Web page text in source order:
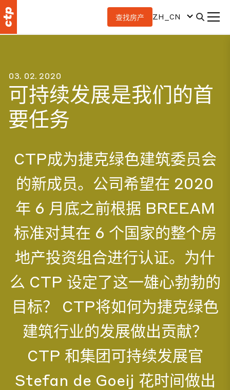
查找房产 ZH_CN
03. 02. 2020
可持续发展是我们的首
要任务
CTP成为捷克绿色建筑委员会
的新成员。公司希望在 2020
年 6 月底之前根据 BREEAM
标准对其在 6 个国家的整个房
地产投资组合进行认证。为什
么 CTP 设定了这一雄心勃勃的
目标？ CTP将如何为捷克绿色
建筑行业的发展做出贡献？
CTP 和集团可持续发展官
Stefan de Goeij 花时间做出